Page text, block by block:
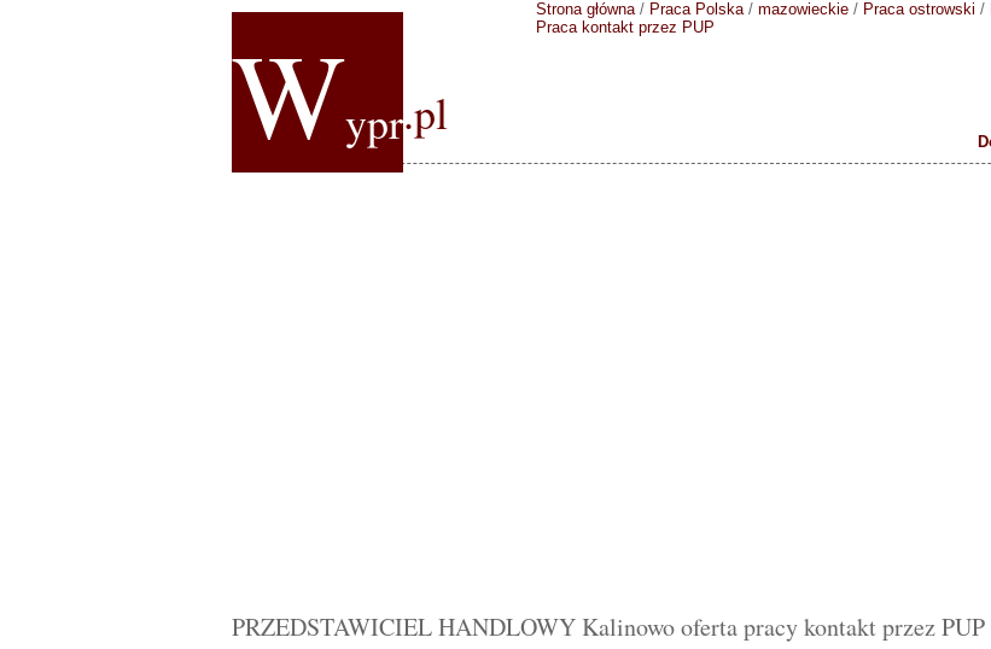
Wypr.pl
Strona główna/ Praca Polska/ mazowieckie / Praca ostrowski /
Praca kontakt przez PUP
PRZEDSTAWICIEL HANDLOWY Kalinowo oferta pracy kontakt przez PUP